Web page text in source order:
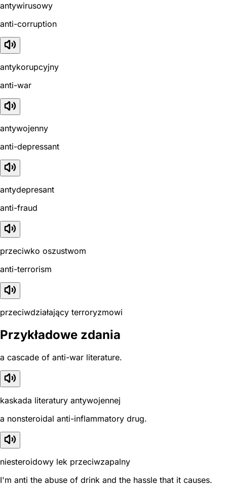
antywirusowy
anti-corruption
antykorupcyjny
anti-war
antywojenny
anti-depressant
antydepresant
anti-fraud
przeciwko oszustwom
anti-terrorism
przeciwdziałający terroryzmowi
Przykładowe zdania
a cascade of anti-war literature.
kaskada literatury antywojennej
a nonsteroidal anti-inflammatory drug.
niesteroidowy lek przeciwzapalny
I'm anti the abuse of drink and the hassle that it causes.